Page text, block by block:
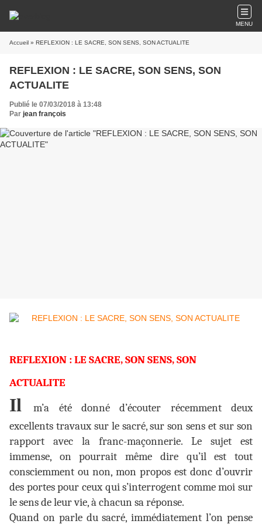
MENU
Accueil » REFLEXION : LE SACRE, SON SENS, SON ACTUALITE
REFLEXION : LE SACRE, SON SENS, SON
ACTUALITE
Publié le 07/03/2018 à 13:48
Par jean françois
REFLEXION : LE SACRE, SON SENS, SON
ACTUALITE
Ilm’a été donné d’écouter récemment deux
excellents travaux sur le sacré, sur son sens et sur son
rapport avec la franc-maçonnerie. Le sujet est
immense, on pourrait même dire qu’il est tout
consciemment ou non, mon propos est donc d’ouvrir
des portes pour ceux qui s’interrogent comme moi sur
le sens de leur vie, à chacun sa réponse.
Quand on parle du sacré, immédiatement l’on pense